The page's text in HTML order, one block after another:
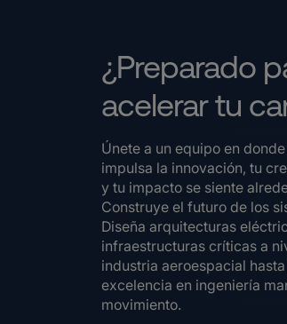
¿Preparado
acelerar tu
Únete a un equipo en
impulsa la innovación, tu
y tu impacto se siente
Construye el futuro de los
Diseña arquitecturas
infraestructuras críticas a
industria aeroespacial
excelencia en ingeniería
movimiento.